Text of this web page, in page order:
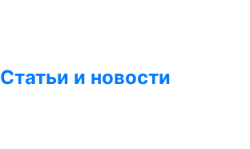
Статьи и новости